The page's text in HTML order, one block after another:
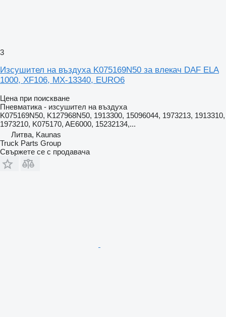
3
Изсушител на въздуха K075169N50 за влекач DAF ELA
1000, XF106, MX-13340, EURO6
Цена при поискване
Пневматика - изсушител на въздуха
K075169N50, K127968N50, 1913300, 15096044, 1973213, 1913310,
1973210, K075170, AE6000, 15232134,...
Литва, Kaunas
Truck Parts Group
Свържете се с продавача